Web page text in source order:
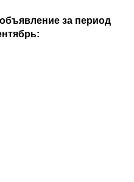
за период